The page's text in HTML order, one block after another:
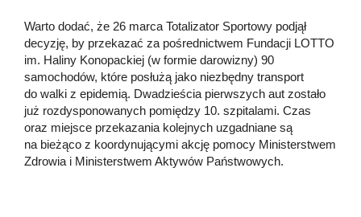
Warto dodać, że 26 marca Totalizator Sportowy podjął
decyzję, by przekazać za pośrednictwem Fundacji LOTTO
im. Haliny Konopackiej (w formie darowizny) 90
samochodów, które posłużą jako niezbędny transport
do walki z epidemią. Dwadzieścia pierwszych aut zostało
już rozdysponowanych pomiędzy 10. szpitalami. Czas
oraz miejsce przekazania kolejnych uzgadniane są
na bieżąco z koordynującymi akcję pomocy Ministerstwem
Zdrowia i Ministerstwem Aktywów Państwowych.